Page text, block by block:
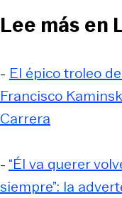
Lee más en
- El épico troleo
Francisco
Carrera
- “Él va querer
siempre”: la